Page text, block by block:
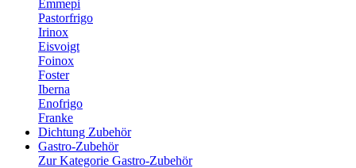
Emmepi
Pastorfrigo
Irinox
Eisvoigt
Foinox
Foster
Iberna
Enofrigo
Franke
Dichtung Zubehör
Gastro-Zubehör
Zur Kategorie Gastro-Zubehör